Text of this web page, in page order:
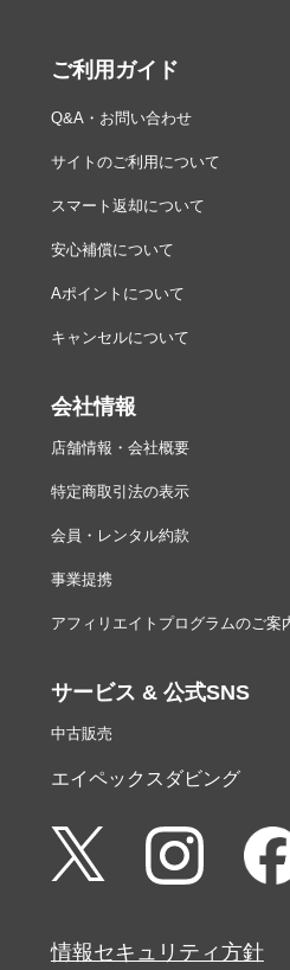
ご利用ガイド
Q&A・お問い合わせ
サイトのご利用について
スマート返却について
安心補償について
Aポイントについて
キャンセルについて
会社情報
店舗情報・会社概要
特定商取引法の表示
会員・レンタル約款
事業提携
アフィリエイトプログラムのご案
サービス & 公式SNS
中古販売
エイペックスダビング
情報セキュリティ方針